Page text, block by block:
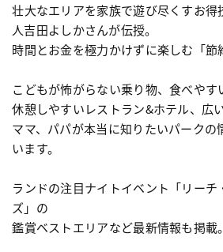
壮大なエリアを家族で遊び尽くすお得
人吉田よしかさんが伝授。
時間とお金を極力かけずに楽しむ「節
こどもが怖がらない乗り物、食べやす
休憩しやすいレストラン&ホテル、広
ママ、パパが本当に知りたいパークの
います。
ランドの注目ナイトイベント「リー
ズ」の
鑑賞ベストエリアなど最新情報も掲載。